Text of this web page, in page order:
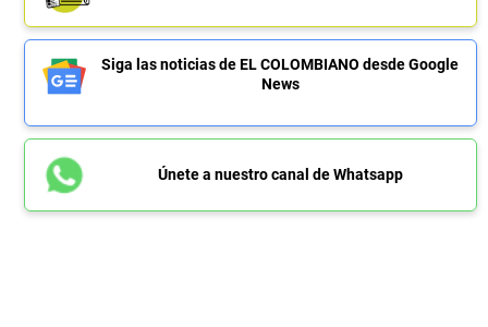
Siga las noticias de EL COLOMBIANO desde Google
News
Únete a nuestro canal de Whatsapp